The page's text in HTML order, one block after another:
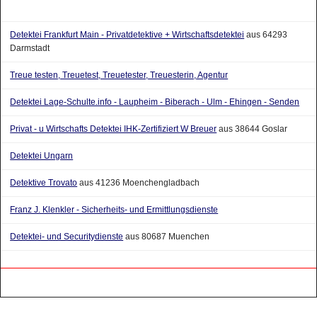
Detektei Frankfurt Main - Privatdetektive + Wirtschaftsdetektei aus 64293
Darmstadt
Treue testen, Treuetest, Treuetester, Treuesterin, Agentur
Detektei Lage-Schulte.info - Laupheim - Biberach - Ulm - Ehingen - Senden
Privat - u Wirtschafts Detektei IHK-Zertifiziert W Breuer aus 38644 Goslar
Detektei Ungarn
Detektive Trovato aus 41236 Moenchengladbach
Franz J. Klenkler - Sicherheits- und Ermittlungsdienste
Detektei- und Securitydienste aus 80687 Muenchen